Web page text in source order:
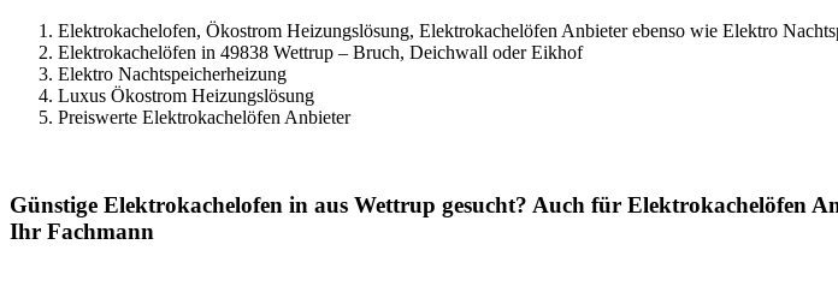
Elektrokachelofen, Ökostrom Heizungslösung, Elektrokachelöfen Anbieter ebenso wie Elektro
Elektrokachelöfen in 49838 Wettrup – Bruch, Deichwall oder Eikhof
Elektro Nachtspeicherheizung
Luxus Ökostrom Heizungslösung
Preiswerte Elektrokachelöfen Anbieter
Günstige Elektrokachelofen in aus Wettrup gesucht? Auch für Elektrokachelöfen
Ihr Fachmann